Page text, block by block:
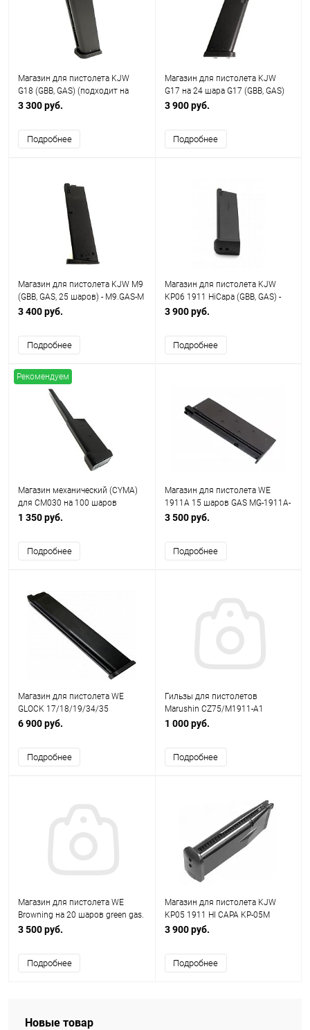
Магазин для пистолета KJW
G18 (GBB, GAS) (подходит на
WE) - KP-18.GAS-M
3 300 руб.
Подробнее
Магазин для пистолета KJW
G17 на 24 шара G17 (GBB, GAS)
(подходит на WE) KP-17.GAS-M
3 900 руб.
Подробнее
Магазин для пистолета KJW M9
(GBB, GAS, 25 шаров) - M9.GAS-M
3 400 руб.
Подробнее
Магазин для пистолета KJW
KP06 1911 HiCapa (GBB, GAS) -
KP-06M
3 900 руб.
Подробнее
Рекомендуем
Магазин механический (CYMA)
для CM030 на 100 шаров
(пластик)
1 350 руб.
Подробнее
Магазин для пистолета WE
1911A 15 шаров GAS MG-1911A-
BK
3 500 руб.
Подробнее
Магазин для пистолета WE
GLOCK 17/18/19/34/35
ДЛИННЫЙ (50 шаров) MG-P42-
6 900 руб.
Подробнее
Гильзы для пистолетов
Marushin CZ75/M1911-A1
dualmaxi Ver.2 6mm. Набор
1 000 руб.
Подробнее
Магазин для пистолета WE
Browning на 20 шаров green gas.
Цвет - черный
3 500 руб.
Подробнее
Магазин для пистолета KJW
KP05 1911 HI CAPA KP-05M
3 900 руб.
Подробнее
Новые товар